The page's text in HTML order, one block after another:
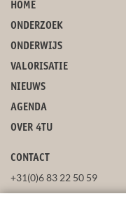
HOME
ONDERZOEK
ONDERWIJS
VALORISATIE
NIEUWS
AGENDA
OVER 4TU
CONTACT
+31(0)6 83 22 50 59